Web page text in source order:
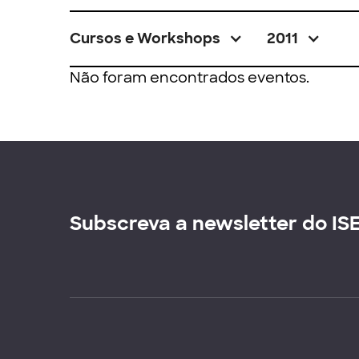
Cursos e Workshops 2011
Não foram encontrados eventos.
Subscreva a newsletter do